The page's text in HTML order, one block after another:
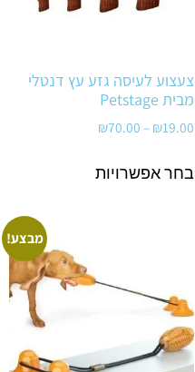
צעצוע לעיסה גזע עץ דנטלי
מבית Petstage
₪19.00
–
₪70.00
בחר אפשרויות
מבצע!